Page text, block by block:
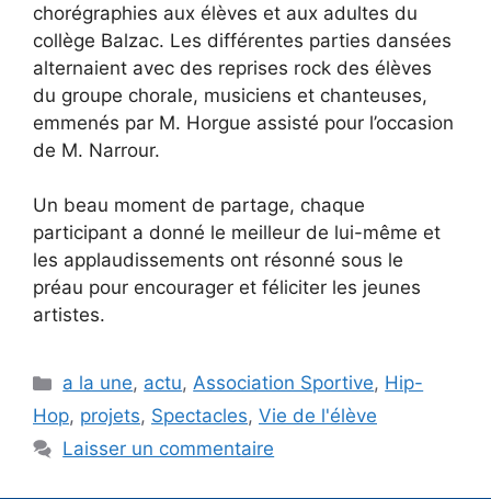
chorégraphies aux élèves et aux adultes du
collège Balzac. Les différentes parties dansées
alternaient avec des reprises rock des élèves
du groupe chorale, musiciens et chanteuses,
emmenés par M. Horgue assisté pour l’occasion
de M. Narrour.
Un beau moment de partage, chaque
participant a donné le meilleur de lui-même et
les applaudissements ont résonné sous le
préau pour encourager et féliciter les jeunes
artistes.
Catégories
a la une, actu,Association Sportive, Hip-
Hop, projets, Spectacles, Vie de l'élève
Laisser un commentaire